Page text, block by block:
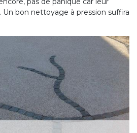
bon nettoyage à pression suffira